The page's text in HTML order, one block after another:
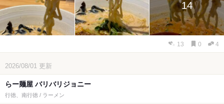
14
13 0 4
2026/08/01 更新
らー麺屋 バリバリジョニー
行徳、南行徳 / ラーメン